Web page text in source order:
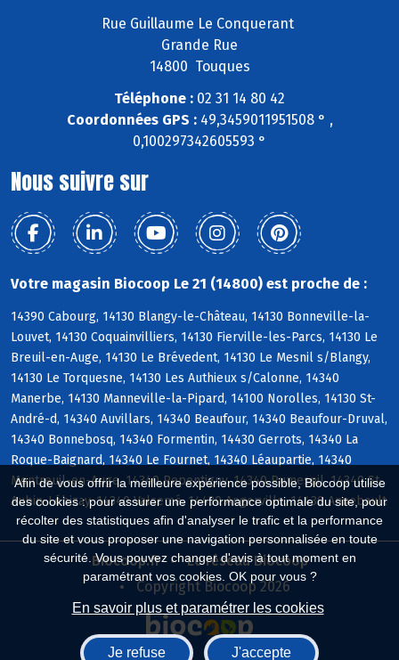
Afin de vous offrir la meilleure expérience possible, Biocoop utilise
des cookies : pour assurer une performance optimale du site, pour
récolter des statistiques afin d'analyser le trafic et la performance
du site et vous proposer une navigation personnalisée en toute
sécurité. Vous pouvez changer d'avis à tout moment en
paramétrant vos cookies. OK pour vous ?
En savoir plus et paramétrer les cookies
Je refuse J'accepte
Rue Guillaume Le Conquerant
Grande Rue
14800 Touques
Téléphone : 02 31 14 80 42
Coordonnées GPS :49,3459011951508 ° ,
0,100297342605593 °
Nous suivre sur
Votre magasin Biocoop Le 21 (14800) est proche de :
14390 Cabourg, 14130 Blangy-le-Château, 14130 Bonneville-la-
Louvet, 14130 Coquainvilliers, 14130 Fierville-les-Parcs, 14130 Le
Breuil-en-Auge, 14130 Le Brévedent, 14130 Le Mesnil s/Blangy,
14130 Le Torquesne, 14130 Les Authieux s/Calonne, 14340
Manerbe, 14130 Manneville-la-Pipard, 14100 Norolles, 14130 St-
André-d, 14340 Auvillars, 14340 Beaufour, 14340 Beaufour-Druval,
14340 Bonnebosq, 14340 Formentin, 14430 Gerrots, 14340 La
Roque-Baignard, 14340 Le Fournet, 14340 Léaupartie, 14340
Montreuil-en-Auge, 14340 Repentigny, 14340 Rumesnil, 14340 St-
Aubin-Lébizay, 14340 Valsemé, 14430 Angerville, 14430 Annebault
Biocoop.fr
Le réseau Biocoop
Copyright Biocoop 2026